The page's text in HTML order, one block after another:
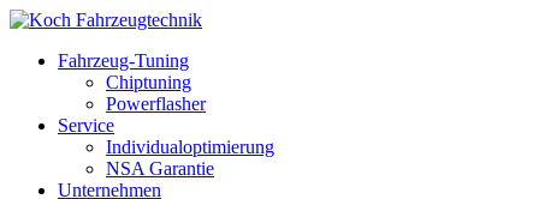
Fahrzeug-Tuning
Chiptuning
Powerflasher
Service
Individualoptimierung
NSA Garantie
Unternehmen